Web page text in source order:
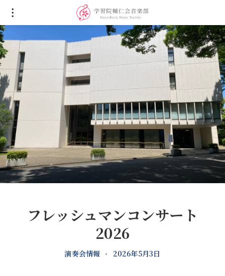
フレッシュマンコンサート
2026
演奏会情報 • 2026年5月3日